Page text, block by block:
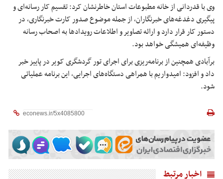
وی با قدردانی از خانه مطبوعات استان خاطرنشان کرد: تقسیم کار رسانه‌ای و
پیگیری دغدغه‌های خبرنگاران، از جمله موضوع صدور کارت خبرنگاری، در
دستور کار قرار دارد و ارائه تصاویر و اطلاعات رویدادها به اصحاب رسانه
وظیفه‌ای همیشگی خواهد بود.
برآبادی همچنین از برنامه‌ریزی برای اجرای تور گردشگری کویر در پاییز خبر
داد و افزود: امیدواریم با همراهی دستگاه‌های اجرایی، این برنامه عملیاتی
شود.
اخبار مرتبط